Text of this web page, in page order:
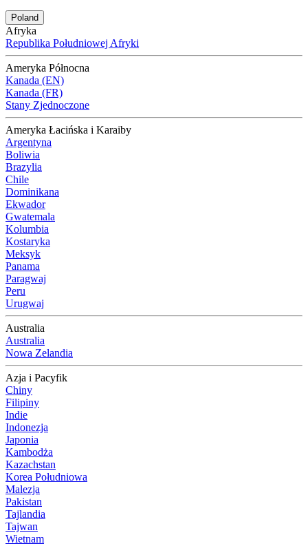
Poland
Afryka
Republika Południowej Afryki
Ameryka Północna
Kanada (EN)
Kanada (FR)
Stany Zjednoczone
Ameryka Łacińska i Karaiby
Argentyna
Boliwia
Brazylia
Chile
Dominikana
Ekwador
Gwatemala
Kolumbia
Kostaryka
Meksyk
Panama
Paragwaj
Peru
Urugwaj
Australia
Australia
Nowa Zelandia
Azja i Pacyfik
Chiny
Filipiny
Indie
Indonezja
Japonia
Kambodża
Kazachstan
Korea Południowa
Malezja
Pakistan
Tajlandia
Tajwan
Wietnam